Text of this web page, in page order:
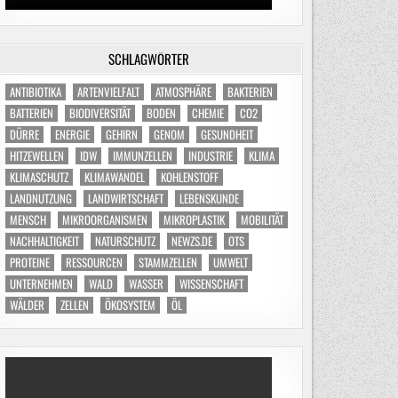
SCHLAGWÖRTER
ANTIBIOTIKA ARTENVIELFALT ATMOSPHÄRE
BAKTERIEN
BATTERIEN
BIODIVERSITÄT BODEN CHEMIE
CO2
DÜRRE
ENERGIE GEHIRN GENOM
GESUNDHEIT
HITZEWELLEN
IDW IMMUNZELLEN INDUSTRIE
KLIMA
KLIMASCHUTZ
KLIMAWANDEL
KOHLENSTOFF
LANDNUTZUNG
LANDWIRTSCHAFT
LEBENSKUNDE
MENSCH
MIKROORGANISMEN MIKROPLASTIK
MOBILITÄT
NACHHALTIGKEIT
NATURSCHUTZ NEWZS.DE
OTS
PROTEINE
RESSOURCEN STAMMZELLEN
UMWELT
UNTERNEHMEN
WALD WASSER
WISSENSCHAFT
WÄLDER
ZELLEN ÖKOSYSTEM ÖL